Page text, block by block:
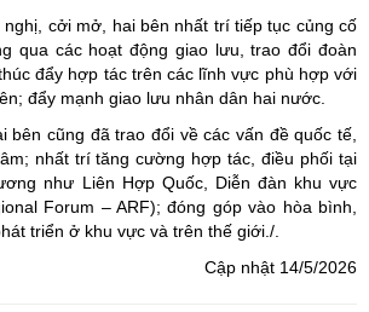
cởi mở, hai bên nhất trí tiếp tục củng cố
qua các hoạt động giao lưu, trao đổi đoàn
đẩy hợp tác trên các lĩnh vực phù hợp với
đẩy mạnh giao lưu nhân dân hai nước.
bên cũng đã trao đổi về các vấn đề quốc tế,
nhất trí tăng cường hợp tác, điều phối tại
như Liên Hợp Quốc, Diễn đàn khu vực
Forum – ARF); đóng góp vào hòa bình,
triển ở khu vực và trên thế giới./.
Cập nhật 14/5/2026